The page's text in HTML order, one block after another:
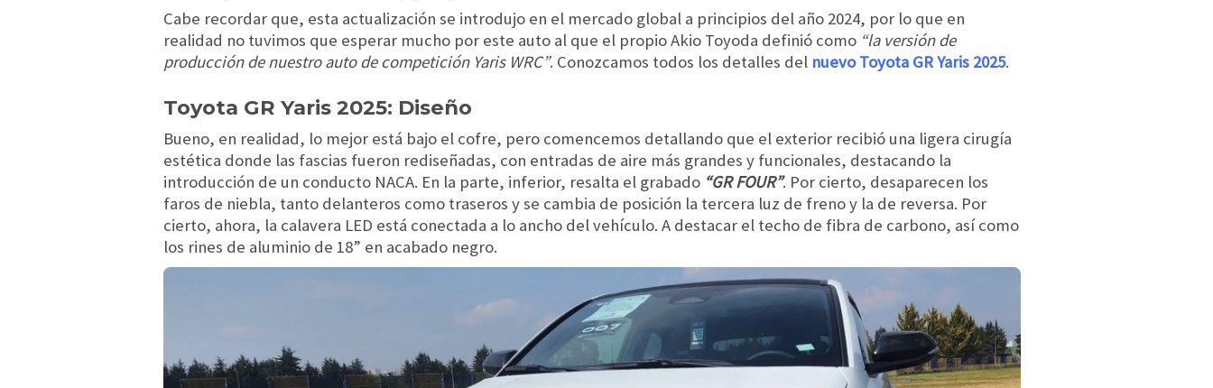
Cabe recordar que, esta actualización se introdujo en el mercado global a principios del año 2024, por lo que en
realidad no tuvimos que esperar mucho por este auto al que el propio Akio Toyoda definió como “la versión de
producción de nuestro auto de competición Yaris WRC”. Conozcamos todos los detalles del nuevo Toyota GR Yaris 2025.
Toyota GR Yaris 2025: Diseño
Bueno, en realidad, lo mejor está bajo el cofre, pero comencemos detallando que el exterior recibió una ligera cirugía
estética donde las fascias fueron rediseñadas, con entradas de aire más grandes y funcionales, destacando la
introducción de un conducto NACA. En la parte, inferior, resalta el grabado “GR FOUR”. Por cierto, desaparecen los
faros de niebla, tanto delanteros como traseros y se cambia de posición la tercera luz de freno y la de reversa. Por
cierto, ahora, la calavera LED está conectada a lo ancho del vehículo. A destacar el techo de fibra de carbono, así como
los rines de aluminio de 18” en acabado negro.